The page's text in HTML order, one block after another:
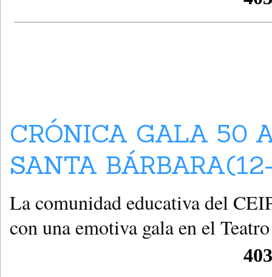
CRÓNICA GALA 50
SANTA
La comunidad educativa del
con una emotiva gala en el